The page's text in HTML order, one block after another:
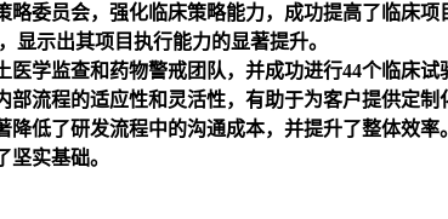
委员会，强化临床策略能力，成功提高了临床
显示出其项目执行能力的显著提升。
学监查和药物警戒团队，并成功进行44个临床
流程的适应性和灵活性，有助于为客户提供定制
低了研发流程中的沟通成本，并提升了整体效
实基础。